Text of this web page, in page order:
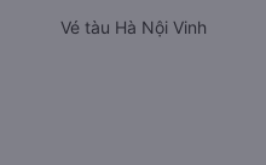
Vé tàu Hà Nội Vinh